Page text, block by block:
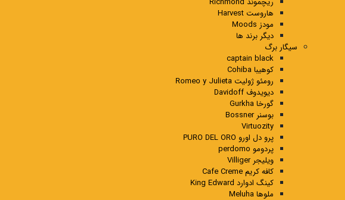
هاروست Harvest
مودز Moods
دیگر برند ها
سیگار برگ
captain black
کوهیبا Cohiba
رومئو ژولیت Romeo y Julieta
دیویدوف Davidoff
گورخا Gurkha
بوسنر Bossner
Virtuozity
پرو دل اورو PURO DEL ORO
پردومو perdomo
ویلیجر Villiger
کافه کریم Cafe Creme
کینگ ادوارد King Edward
ملوها Meluha